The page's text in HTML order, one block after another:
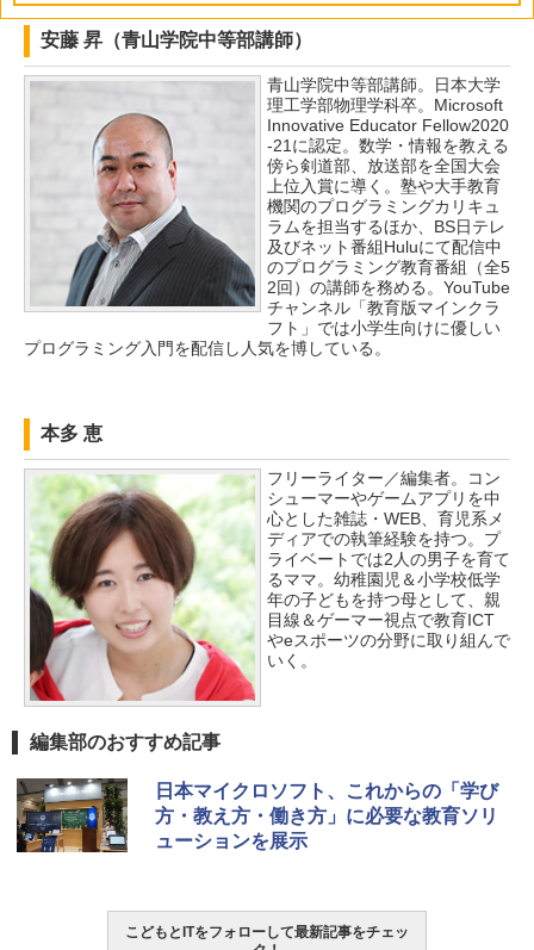
安藤 昇（青山学院中等部講師）
青山学院中等部講師。日本大学
理工学部物理学科卒。Microsoft
Innovative Educator Fellow2020
-21に認定。数学・情報を教える
傍ら剣道部、放送部を全国大会
上位入賞に導く。塾や大手教育
機関のプログラミングカリキュ
ラムを担当するほか、BS日テレ
及びネット番組Huluにて配信中
のプログラミング教育番組（全5
2回）の講師を務める。YouTube
チャンネル「教育版マインクラ
フト」では小学生向けに優しい
プログラミング入門を配信し人気を博している。
本多 恵
フリーライター／編集者。コン
シューマーやゲームアプリを中
心とした雑誌・WEB、育児系メ
ディアでの執筆経験を持つ。プ
ライベートでは2人の男子を育て
るママ。幼稚園児＆小学校低学
年の子どもを持つ母として、親
目線＆ゲーマー視点で教育ICT
やeスポーツの分野に取り組んで
いく。
編集部のおすすめ記事
日本マイクロソフト、これからの「学び
方・教え方・働き方」に必要な教育ソリ
ューションを展示
こどもとITをフォローして最新記事をチェッ